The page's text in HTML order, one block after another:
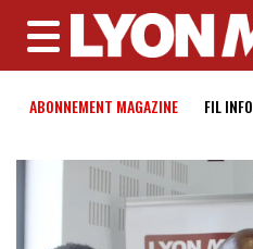
MENU
ABONNEMENT MAGAZINE FIL INFO